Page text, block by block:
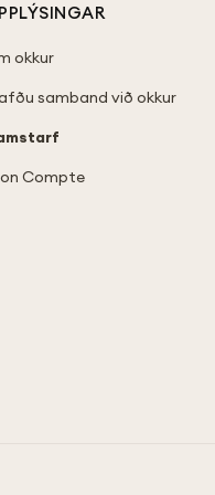
de la tête aux pattes
okkur
samband við okkur
Compte